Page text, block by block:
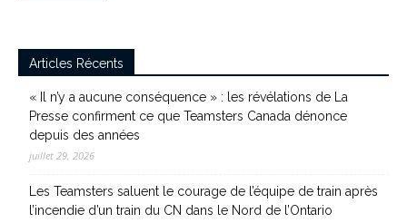
Articles Récents
« Il n’y a aucune conséquence » : les révélations de La
Presse confirment ce que Teamsters Canada dénonce
depuis des années
juillet 29, 2026
Les Teamsters saluent le courage de l’équipe de train après
l’incendie d’un train du CN dans le Nord de l’Ontario